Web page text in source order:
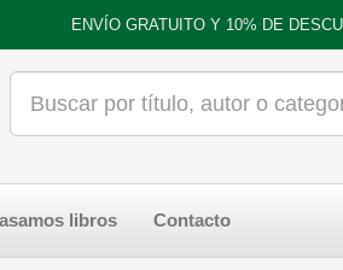
ENVÍO GRATUITO Y 10% DE
libros Contacto